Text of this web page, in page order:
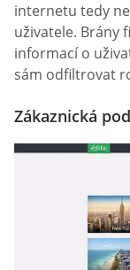
internetu tedy
uživatele. Brány
informací o
sám odfiltrovat
Zákaznická